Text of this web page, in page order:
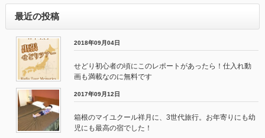
最近の投稿
2018年09月04日
せどり初心者の頃にこのレポートがあったら！仕入れ動
画も満載なのに無料です
2017年09月12日
箱根のマイユクール祥月に、3世代旅行。お年寄りにも幼
児にも最高の宿でした！